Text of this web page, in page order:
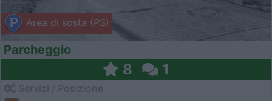
Area di sosta (PS)
Parcheggio
8 1